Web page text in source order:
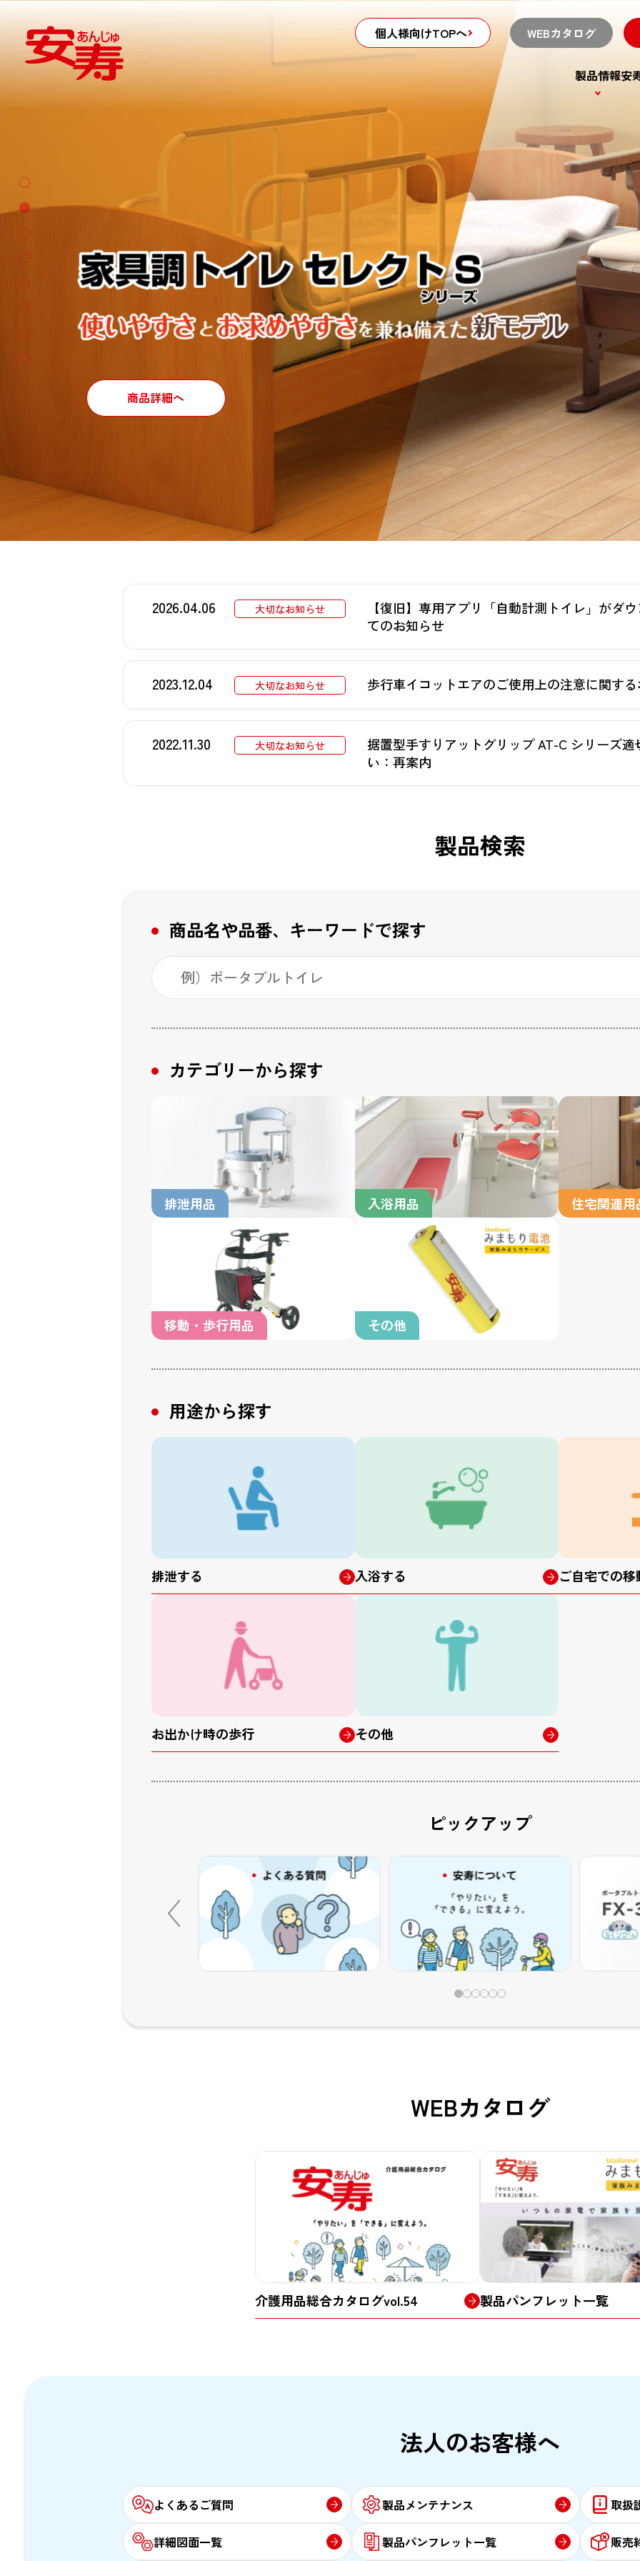
個人様向けTOPへ WEBカタログ
製品情報安
個人様向けTOPへ
安寿について
お知らせ
事業所案内
WEBカタログ
サポート一覧
製品メンテナンス
サポート動画
製品パンフレット一覧
取扱説明書一覧
詳細図面一覧
販売終了品一覧
安寿会ひろば
介護保険のしくみ
お役立ちコラム
お店を探す
画像配信システム
排泄用品
ポータブルトイレ
ポータブルトイレ用消耗品
ポータブルトイレ周辺用品
簡易設置型洋式トイレ
尿器・差し込み便器
入浴用品
シャワーベンチ
浴槽台
浴槽用手すり
入浴台（バスボード）
入浴用周辺用品
住宅関連用品
トイレ用手すり（レンタ
ル）
ポーチ・玄関用・上がりか
まち用手すり（レンタル）
上がりかまち用手すり（住
宅改修）
移動
シルバ
製品メンテナンス
詳細図面一覧
製品パンフレッ
サポート動画一覧
画像配信システム
商品詳細へ
製品メンテナンスへ
よくある質問へ
商品詳細へ
商品詳細へ
商品詳細へ
2026.04.06 大切なお知らせ
【復旧】専用アプリ「自動計測トイレ」がダ
てのお知らせ
2023.12.04 大切なお知らせ 歩行車イコットエアのご使用上の注意に関す
2022.11.30 大切なお知らせ
据置型手すりアットグリップ AT-C シリーズ
い：再案内
製品検索
商品名や品番、キーワードで探す
検索キーワード入力
カテゴリーから探す
排泄用品 入浴用品 住宅関連用
移動・歩行用品 その他
用途から探す
排泄する 入浴する ご自宅での移
お出かけ時の歩行 その他
ピックアップ
WEBカタログ
介護用品総合カタログvol.54 製品パンフレット一覧
法人のお客様へ
よくあるご質問 製品メンテナンス 取扱
詳細図面一覧 製品パンフレット一覧 販売